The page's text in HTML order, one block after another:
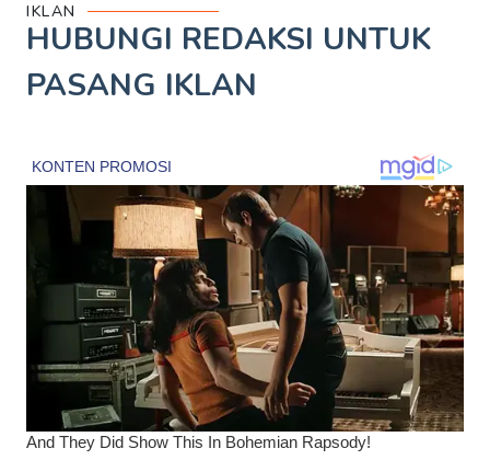
IKLAN
HUBUNGI REDAKSI UNTUK
PASANG IKLAN